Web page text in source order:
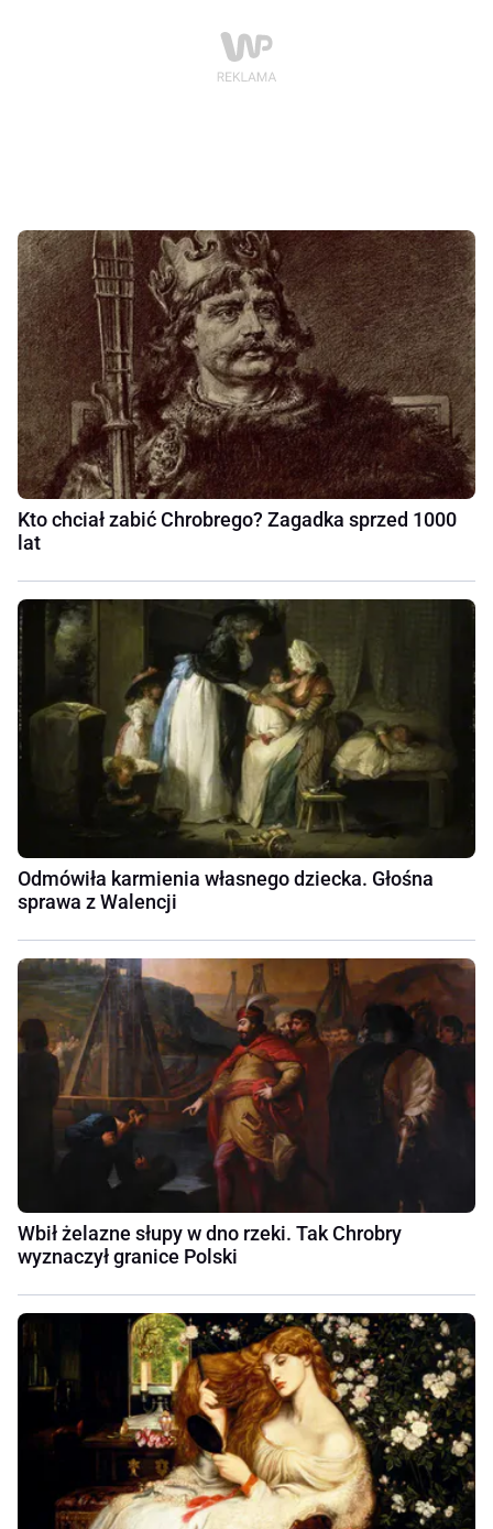
Kto chciał zabić Chrobrego? Zagadka sprzed 1000
lat
Odmówiła karmienia własnego dziecka. Głośna
sprawa z Walencji
Wbił żelazne słupy w dno rzeki. Tak Chrobry
wyznaczył granice Polski